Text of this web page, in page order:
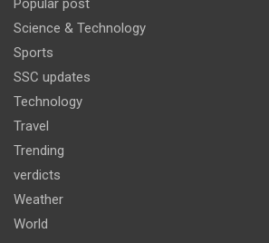
Popular post
Science & Technology
Sports
SSC updates
Technology
Travel
Trending
verdicts
Weather
World